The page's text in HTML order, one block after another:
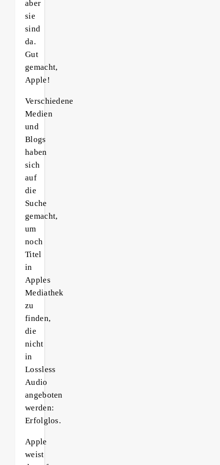
aber
sie
sind
da.
Gut
gemacht,
Apple!
Verschiedene
Medien
und
Blogs
haben
sich
auf
die
Suche
gemacht,
um
noch
Titel
in
Apples
Mediathek
zu
finden,
die
nicht
in
Lossless
Audio
angeboten
werden:
Erfolglos.
Apple
weist